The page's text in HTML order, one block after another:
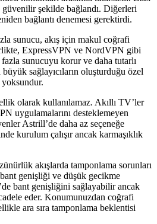
şekilde bağlandı. Diğerleri
bağlantı denemesi gerektirdi.
sunucu, akış için makul coğrafi
ExpressVPN ve NordVPN gibi
sunucuyu korur ve daha tutarlı
sağlayıcıların oluşturduğu özel
yoksundur.
olarak kullanılamaz. Akıllı TV’ler
uygulamalarını desteklemeyen
Astrill’de daha az seçeneğe
kurulum çalışır ancak karmaşıklık
akışlarda tamponlama sorunları
genişliği ve düşük gecikme
bant genişliğini sağlayabilir ancak
eder. Konumunuzdan coğrafi
ara sıra tamponlama beklentisi